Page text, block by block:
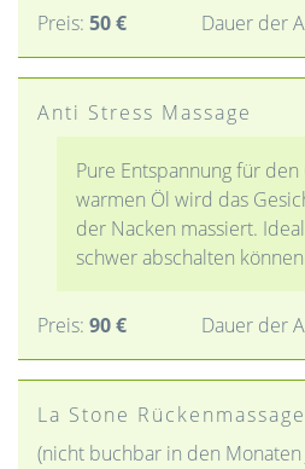
Dauer der
Preis: 50 €
Anti Stress Massage
Pure Entspannung für
warmen Öl wird das
der Nacken massiert.
schwer abschalten
Dauer der
Preis: 90 €
La Stone Rückenmassage
(nicht buchbar in den Monaten